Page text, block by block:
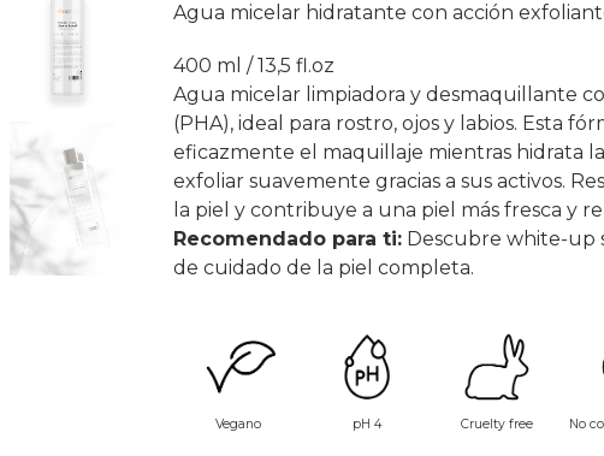
Agua micelar hidratante con acción
400 ml / 13,5 fl.oz
Agua micelar limpiadora y desmaquillante
(PHA), ideal para rostro, ojos y labios. Esta
eficazmente el maquillaje mientras hidrata
exfoliar suavemente gracias a sus activos.
la piel y contribuye a una piel más fresca y
Recomendado para ti: Descubre white-up
de cuidado de la piel completa.
Vegano pH 4 Cruelty free No